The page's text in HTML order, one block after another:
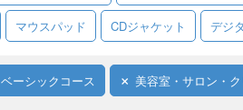
マウスパッド CDジャケット デジ
ベーシックコース 美容室・サロン・